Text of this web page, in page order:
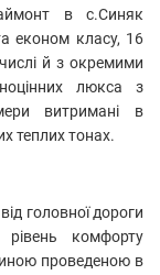
в с.Синяк
економ класу, 16
й з окремими
люкса з
витримані в
теплих тонах.
головної дороги
комфорту
проведеною в